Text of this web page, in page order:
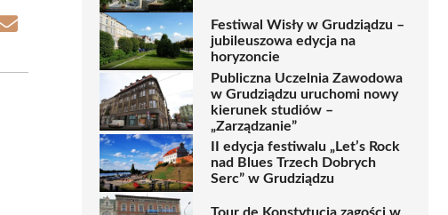
Share
Festiwal Wisły w Grudziądzu –
jubileuszowa edycja na
horyzoncie
Publiczna Uczelnia Zawodowa
w Grudziądzu uruchomi nowy
kierunek studiów –
„Zarządzanie”
II edycja festiwalu „Let’s Rock
nad Blues Trzech Dobrych
Serc” w Grudziądzu